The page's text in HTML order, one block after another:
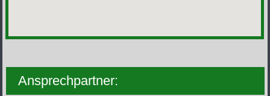
Ansprechpartner: